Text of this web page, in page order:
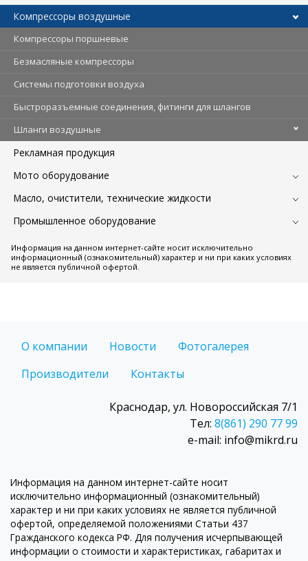
Компрессоры воздушные
Компрессоры поршневые
Безмасляные компрессоры
Системы подготовки воздуха
Быстроразъемные соединения, фитинги для шлангов
Шланги воздушные
Рекламная продукция
Мото оборудование
Масло, очистители, технические жидкости
Промышленное оборудование
Информация на данном интернет-сайте носит исключительно
информационный (ознакомительный) характер и ни при каких условиях
не является публичной офертой.
О компании Новости
Фотогалерея
Производители
Контакты
Краснодар, ул. Новороссийская 7/1
Тел: 8(861) 290 77 99
e-mail: info@mikrd.ru
Информация на данном интернет-сайте носит
исключительно информационный (ознакомительный)
характер и ни при каких условиях не является публичной
офертой, определяемой положениями Статьи 437
Гражданского кодекса РФ. Для получения исчерпывающей
информации о стоимости и характеристиках, габаритах и